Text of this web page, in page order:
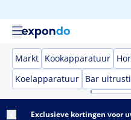
Markt Kookapparatuur
Koelapparatuur Bar
Exclusieve kortingen voor